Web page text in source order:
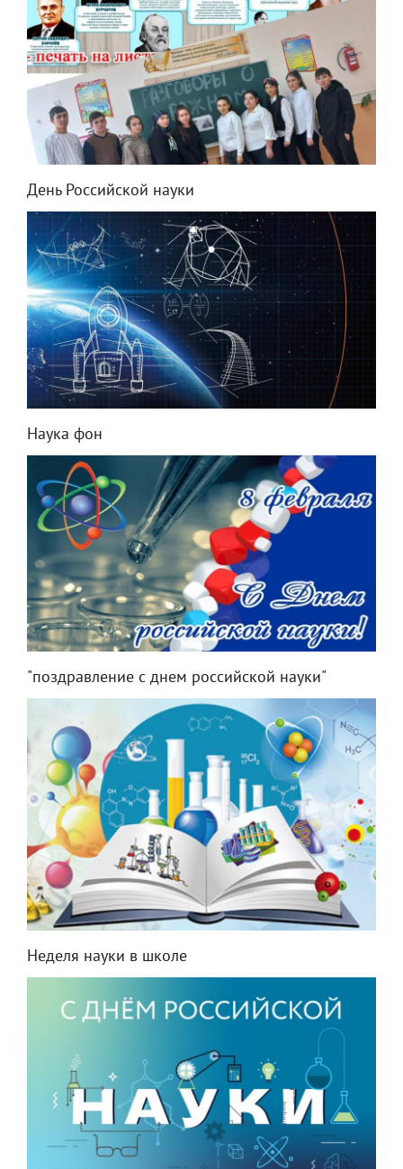
День Российской науки
Наука фон
"поздравление с днем российской науки"
Неделя науки в школе